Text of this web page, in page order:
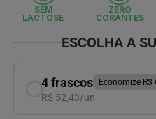
SEM
LACTOSE
ZERO
CORANTES
ESCOLHA A
4 frascos Economize R$
R$ 52,43/un